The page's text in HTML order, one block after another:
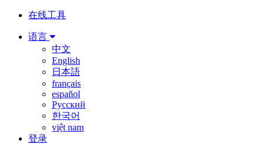
在线工具
语言
中文
English
日本語
français
español
Русский
한국어
việt nam
登录